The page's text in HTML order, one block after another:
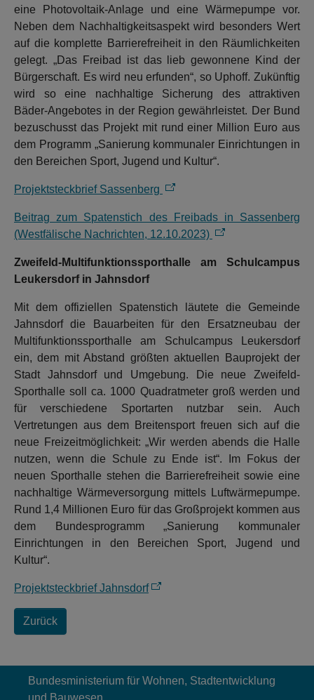
eine Photovoltaik-Anlage und eine Wärmepumpe vor.
Neben dem Nachhaltigkeitsaspekt wird besonders Wert
auf die komplette Barrierefreiheit in den Räumlichkeiten
gelegt. „Das Freibad ist das lieb gewonnene Kind der
Bürgerschaft. Es wird neu erfunden“, so Uphoff. Zukünftig
wird so eine nachhaltige Sicherung des attraktiven
Bäder-Angebotes in der Region gewährleistet. Der Bund
bezuschusst das Projekt mit rund einer Million Euro aus
dem Programm „Sanierung kommunaler Einrichtungen in
den Bereichen Sport, Jugend und Kultur“.
Projektsteckbrief Sassenberg
Beitrag zum Spatenstich des Freibads in Sassenberg
(Westfälische Nachrichten, 12.10.2023)
Zweifeld-Multifunktionssporthalle am Schulcampus
Leukersdorf in Jahnsdorf
Mit dem offiziellen Spatenstich läutete die Gemeinde
Jahnsdorf die Bauarbeiten für den Ersatzneubau der
Multifunktionssporthalle am Schulcampus Leukersdorf
ein, dem mit Abstand größten aktuellen Bauprojekt der
Stadt Jahnsdorf und Umgebung. Die neue Zweifeld-
Sporthalle soll ca. 1000 Quadratmeter groß werden und
für verschiedene Sportarten nutzbar sein. Auch
Vertretungen aus dem Breitensport freuen sich auf die
neue Freizeitmöglichkeit: „Wir werden abends die Halle
nutzen, wenn die Schule zu Ende ist“. Im Fokus der
neuen Sporthalle stehen die Barrierefreiheit sowie eine
nachhaltige Wärmeversorgung mittels Luftwärmepumpe.
Rund 1,4 Millionen Euro für das Großprojekt kommen aus
dem Bundesprogramm „Sanierung kommunaler
Einrichtungen in den Bereichen Sport, Jugend und
Kultur“.
Projektsteckbrief Jahnsdorf
Zurück
Bundesministerium für Wohnen, Stadtentwicklung